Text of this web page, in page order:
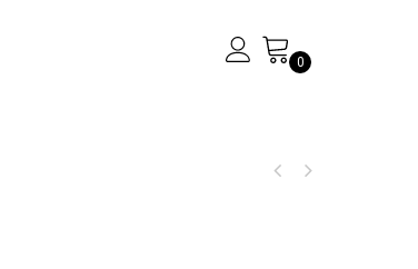
0